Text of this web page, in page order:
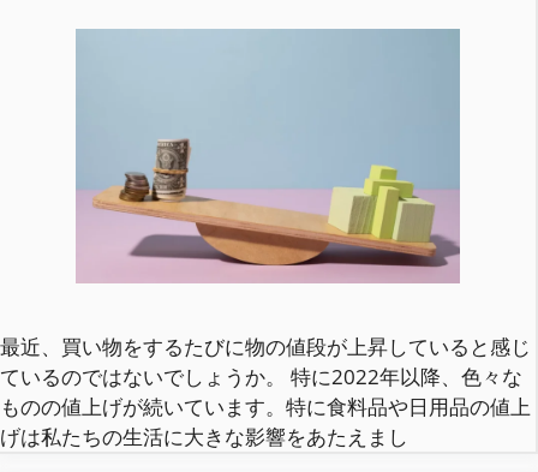
最近、買い物をするたびに物の値段が上昇していると感じ
ているのではないでしょうか。 特に2022年以降、色々な
ものの値上げが続いています。特に食料品や日用品の値上
げは私たちの生活に大きな影響をあたえまし